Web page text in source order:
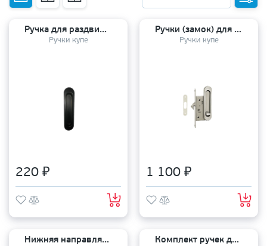
Ручка для раздвижных дверей (1 шт) YMlock-01 BL
Ручки купе
220 ₽
Ручки (замок) для раздвижных дверей (овал) SL WC с заверткой SN никель (2 шт)
Ручки купе
1 100 ₽
Нижняя направляющая для дверей купе Vantage 1 метр (10мм) Комплект ручек для раздвижных дверей (2 шт) TIXX/RENZ SDH 501 AB